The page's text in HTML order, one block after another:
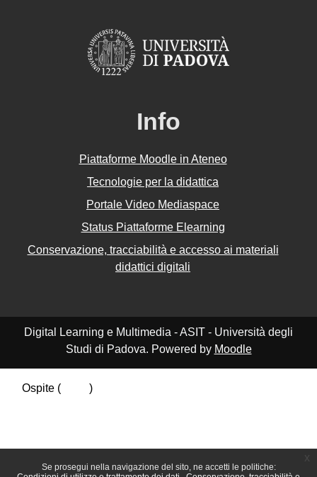
Se prosegui nella navigazione del sito, ne accetti le politiche:
Info
Piattaforme Moodle in Ateneo
Tecnologie per la didattica
Portale Video Mediaspace
Status Piattaforme Elearning
Conservazione, tracciabilità e accesso ai materiali
didattici digitali
Digital Learning e Multimedia - ASIT - Università degli
Studi di Padova. Powered by Moodle
Ospite (
)